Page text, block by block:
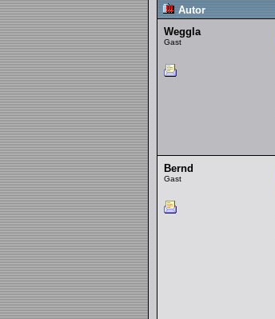
Autor
Weggla
Gast
Bernd
Gast